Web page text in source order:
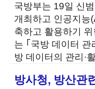
국방부는 19일 신
개최하고 인공지능
축하고 활용하기
는 ｢국방 데이터
방 데이터의 관리·
방사청, 방산관